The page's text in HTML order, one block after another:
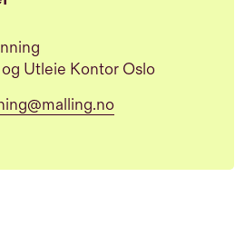
Utleie Kontor Oslo